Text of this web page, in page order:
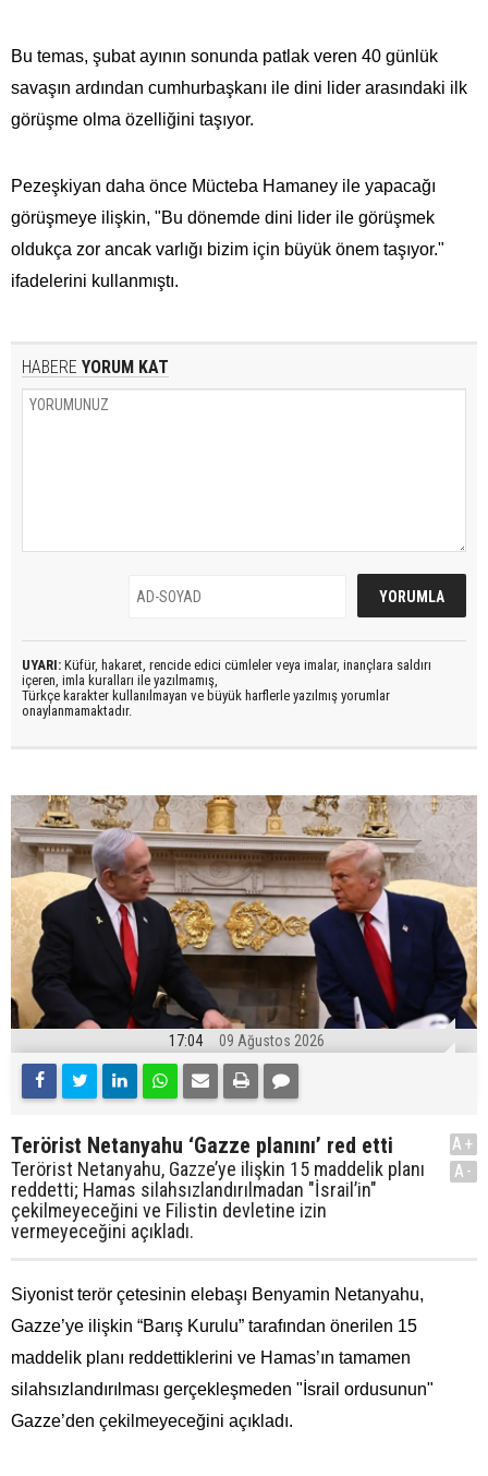
Bu temas, şubat ayının sonunda patlak veren 40 günlük
savaşın ardından cumhurbaşkanı ile dini lider arasındaki ilk
görüşme olma özelliğini taşıyor.
Pezeşkiyan daha önce Mücteba Hamaney ile yapacağı
görüşmeye ilişkin, "Bu dönemde dini lider ile görüşmek
oldukça zor ancak varlığı bizim için büyük önem taşıyor."
ifadelerini kullanmıştı.
HABERE YORUM KAT
UYARI: Küfür, hakaret, rencide edici cümleler veya imalar, inançlara saldırı
içeren, imla kuralları ile yazılmamış,
Türkçe karakter kullanılmayan ve büyük harflerle yazılmış yorumlar
onaylanmamaktadır.
17:04 09 Ağustos 2026
Terörist Netanyahu ‘Gazze planını’ red etti
Terörist Netanyahu, Gazze’ye ilişkin 15 maddelik planı
reddetti; Hamas silahsızlandırılmadan "İsrail’in"
çekilmeyeceğini ve Filistin devletine izin
vermeyeceğini açıkladı.
A+
A-
Siyonist terör çetesinin elebaşı Benyamin Netanyahu,
Gazze’ye ilişkin “Barış Kurulu” tarafından önerilen 15
maddelik planı reddettiklerini ve Hamas’ın tamamen
silahsızlandırılması gerçekleşmeden "İsrail ordusunun"
Gazze’den çekilmeyeceğini açıkladı.